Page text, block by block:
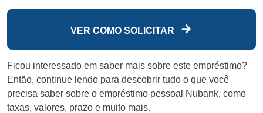
VER COMO SOLICITAR
Ficou interessado em saber mais sobre este empréstimo?
Então, continue lendo para descobrir tudo o que você
precisa saber sobre o empréstimo pessoal Nubank, como
taxas, valores, prazo e muito mais.